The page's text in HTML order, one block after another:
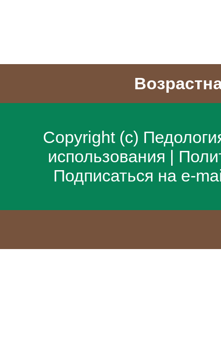
Copyright (c)
использования |
Подписаться на e-